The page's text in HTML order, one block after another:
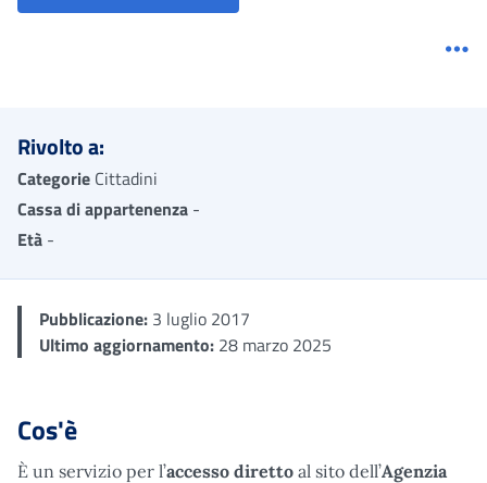
Rivolto a:
Categorie Cittadini
Cassa di appartenenza -
Età -
Pubblicazione: 3 luglio 2017
Ultimo aggiornamento: 28 marzo 2025
Cos'è
È un servizio per l’accesso diretto al sito dell’Agenzia